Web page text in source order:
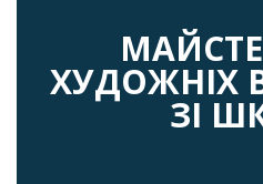
ХУДОЖНІХ
ЗІ